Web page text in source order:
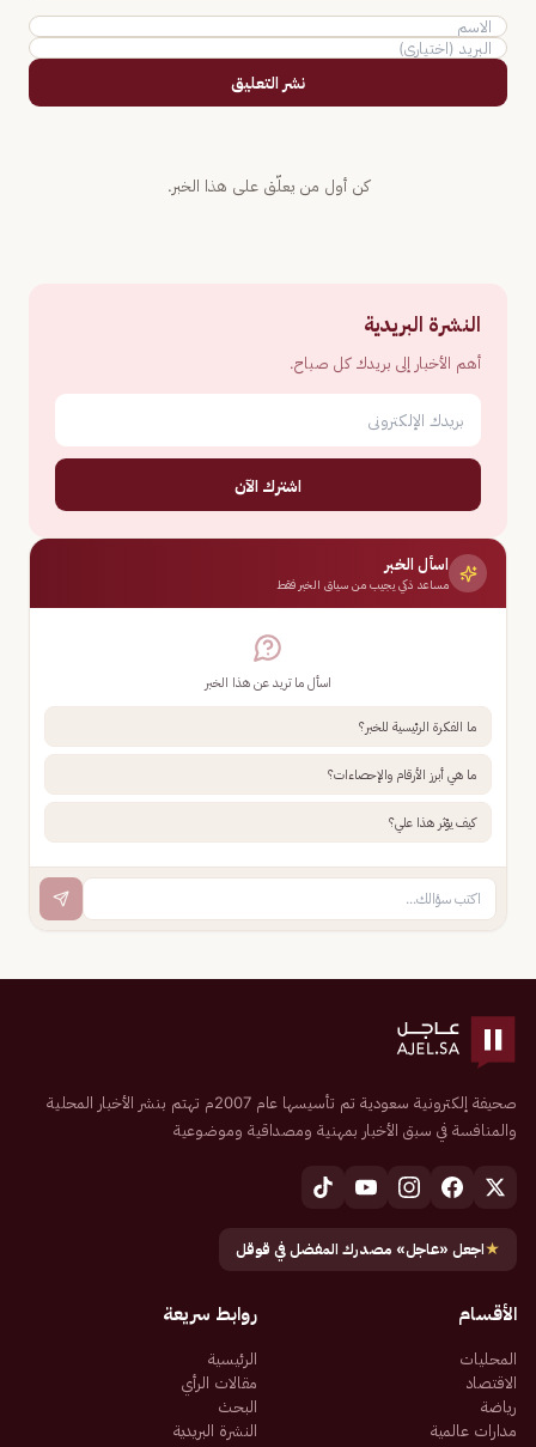
نشر التعليق
كن أول من يعلّق على هذا الخبر.
النشرة البريدية
أهم الأخبار إلى بريدك كل صباح.
اشترك الآن
اسأل الخبر
مساعد ذكي يجيب من سياق الخبر فقط
اسأل ما تريد عن هذا الخبر
ما الفكرة الرئيسية للخبر؟
ما هي أبرز الأرقام والإحصاءات؟
كيف يؤثر هذا علي؟
صحيفة إلكترونية سعودية تم تأسيسها عام 2007م تهتم بنشر الأخبار المحلية
والمنافسة في سبق الأخبار بمهنية ومصداقية وموضوعية
★اجعل «عاجل» مصدرك المفضل في قوقل
الأقسام
المحليات
الاقتصاد
رياضة
مدارات عالمية
روابط سريعة
الرئيسية
مقالات الرأي
البحث
النشرة البريدية